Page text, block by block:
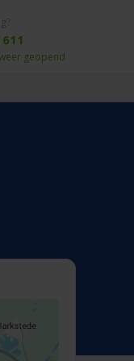
geopend